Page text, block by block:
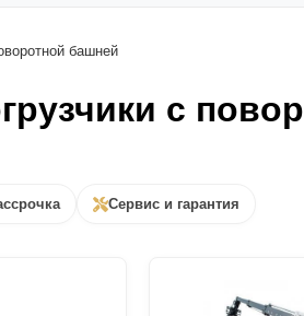
башней
с
Сервис и гарантия